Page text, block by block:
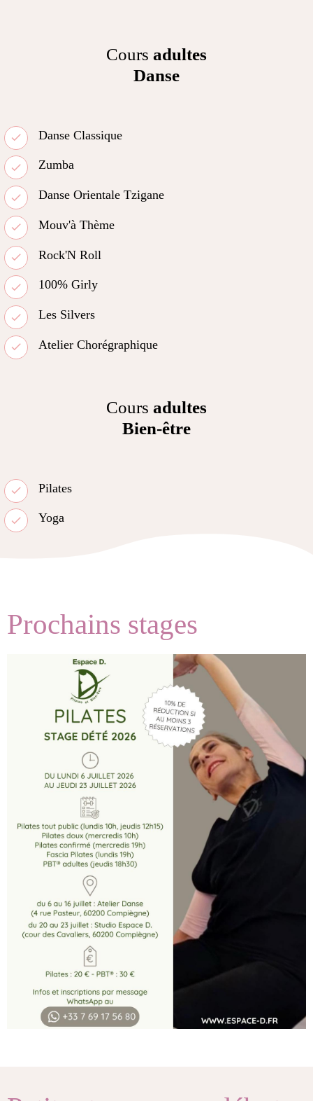
Cours adultes
Danse
Danse Classique
Zumba
Danse Orientale Tzigane
Mouv'à Thème
Rock'N Roll
100% Girly
Les Silvers
Atelier Chorégraphique
Cours adultes
Bien-être
Pilates
Yoga
Prochains stages